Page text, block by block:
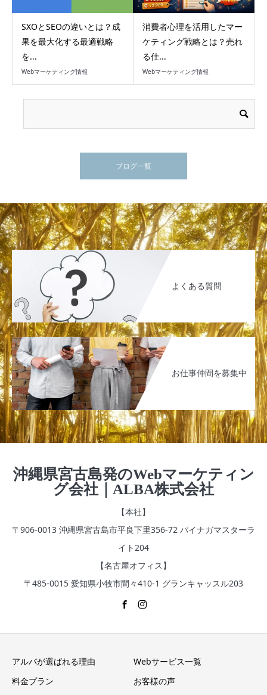
SXOとSEOの違いとは？成
果を最大化する最適戦略
を...
Webマーケティング情報
消費者心理を活用したマー
ケティング戦略とは？売れ
る仕...
Webマーケティング情報
ブログ一覧
よくある質問
お仕事仲間を募集中
沖縄県宮古島発のWebマーケティン
グ会社｜ALBA株式会社
【本社】
〒906-0013 沖縄県宮古島市平良下里356‐72 パイナガマスターラ
イト204
【名古屋オフィス】
〒485-0015 愛知県小牧市間々410-1 グランキャッスル203
アルバが選ばれる理由
Webサービス一覧
料金プラン
お客様の声